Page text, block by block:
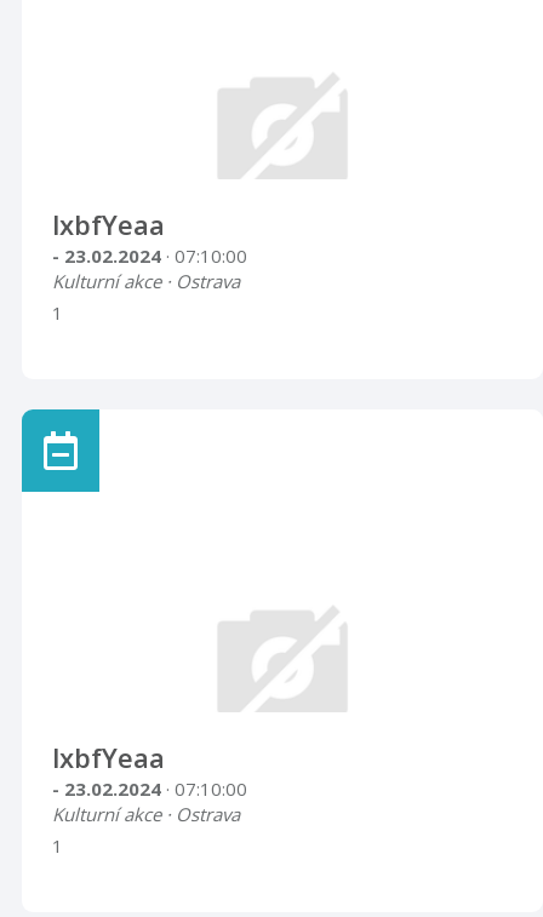
lxbfYeaa
- 23.02.2024 · 07:10:00
Kulturní akce · Ostrava
1
lxbfYeaa
- 23.02.2024 · 07:10:00
Kulturní akce · Ostrava
1